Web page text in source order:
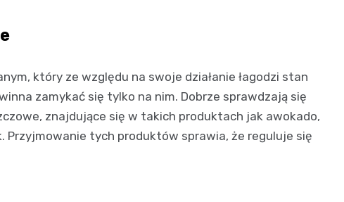
który ze względu na swoje działanie łagodzi stan
zamykać się tylko na nim. Dobrze sprawdzają się
znajdujące się w takich produktach jak awokado,
Przyjmowanie tych produktów sprawia, że reguluje się